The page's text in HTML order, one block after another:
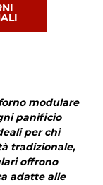
modulare
panificio
per chi
tradizionale,
offrono
adatte alle